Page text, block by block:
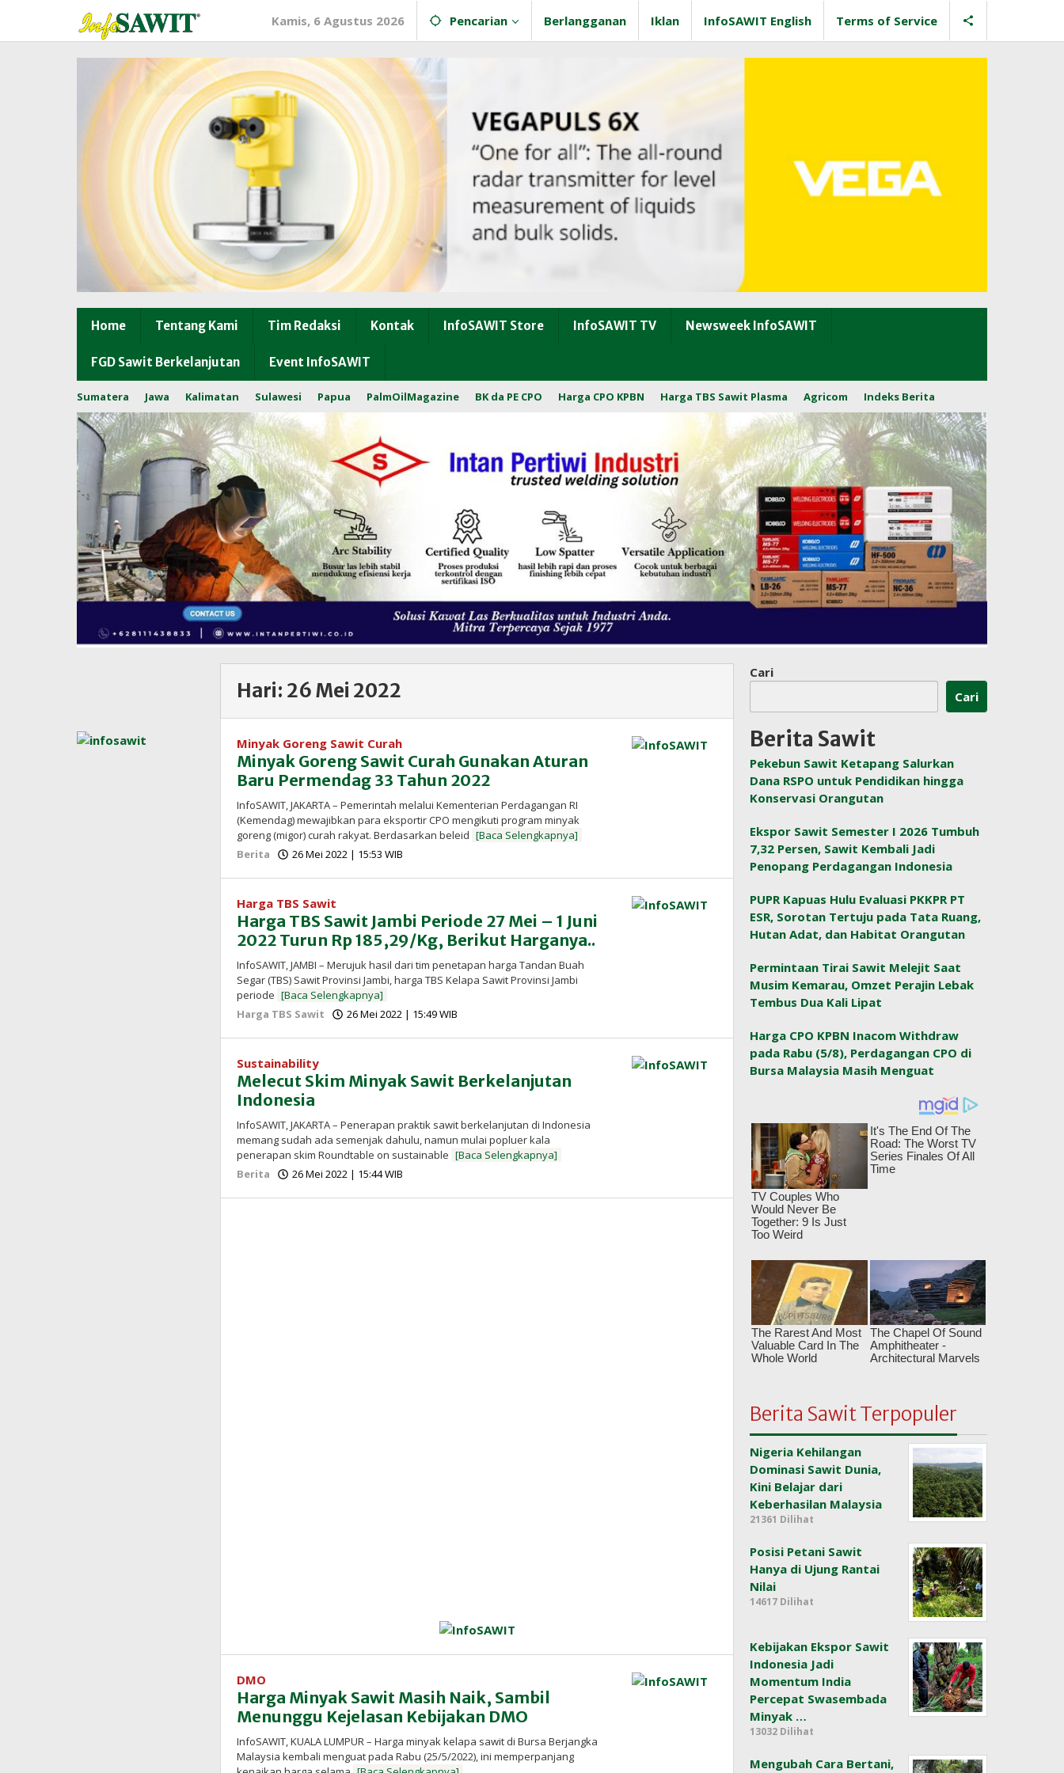
konten
Kamis, 6 Agustus 2026 Pencarian Berlangganan Iklan InfoSAWIT English Terms of Service
Home Tentang Kami Tim Redaksi Kontak InfoSAWIT Store InfoSAWIT TV Newsweek InfoSAWIT
FGD Sawit Berkelanjutan Event InfoSAWIT
Sumatera Jawa Kalimatan Sulawesi Papua PalmOilMagazine BK da PE CPO Harga CPO KPBN Harga TBS Sawit Plasma Agricom Indeks Berita
Hari: 26 Mei 2022
Minyak Goreng Sawit Curah
Minyak Goreng Sawit Curah Gunakan Aturan
Baru Permendag 33 Tahun 2022
InfoSAWIT, JAKARTA – Pemerintah melalui Kementerian Perdagangan RI
(Kemendag) mewajibkan para eksportir CPO mengikuti program minyak
goreng (migor) curah rakyat. Berdasarkan beleid [Baca Selengkapnya]
Berita
26 Mei 2022 | 15:53 WIB
InfoSAWIT
Harga TBS Sawit
Harga TBS Sawit Jambi Periode 27 Mei – 1 Juni
2022 Turun Rp 185,29/Kg, Berikut Harganya..
InfoSAWIT, JAMBI – Merujuk hasil dari tim penetapan harga Tandan Buah
Segar (TBS) Sawit Provinsi Jambi, harga TBS Kelapa Sawit Provinsi Jambi
periode [Baca Selengkapnya]
Harga TBS Sawit
26 Mei 2022 | 15:49 WIB
InfoSAWIT
Sustainability
Melecut Skim Minyak Sawit Berkelanjutan
Indonesia
InfoSAWIT, JAKARTA – Penerapan praktik sawit berkelanjutan di Indonesia
memang sudah ada semenjak dahulu, namun mulai popluer kala
penerapan skim Roundtable on sustainable [Baca Selengkapnya]
Berita
26 Mei 2022 | 15:44 WIB
InfoSAWIT
DMO
Harga Minyak Sawit Masih Naik, Sambil
Menunggu Kejelasan Kebijakan DMO
InfoSAWIT, KUALA LUMPUR – Harga minyak kelapa sawit di Bursa Berjangka
Malaysia kembali menguat pada Rabu (25/5/2022), ini memperpanjang
Cari
Cari
Berita Sawit
Pekebun Sawit Ketapang Salurkan
Dana RSPO untuk Pendidikan hingga
Konservasi Orangutan
Ekspor Sawit Semester I 2026 Tumbuh
7,32 Persen, Sawit Kembali Jadi
Penopang Perdagangan Indonesia
PUPR Kapuas Hulu Evaluasi PKKPR PT
ESR, Sorotan Tertuju pada Tata Ruang,
Hutan Adat, dan Habitat Orangutan
Permintaan Tirai Sawit Melejit Saat
Musim Kemarau, Omzet Perajin Lebak
Tembus Dua Kali Lipat
Harga CPO KPBN Inacom Withdraw
pada Rabu (5/8), Perdagangan CPO di
Bursa Malaysia Masih Menguat
Berita Sawit Terpopuler
Nigeria Kehilangan
Dominasi Sawit Dunia,
Kini Belajar dari
Keberhasilan Malaysia
21361 Dilihat
Posisi Petani Sawit
Hanya di Ujung Rantai
Nilai
14617 Dilihat
Kebijakan Ekspor Sawit
Indonesia Jadi
Momentum India
Percepat Swasembada
Minyak …
13032 Dilihat
Mengubah Cara Bertani,